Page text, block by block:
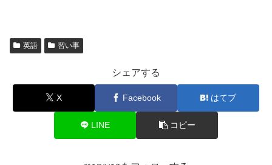
英語 習い事
シェアする
X Facebook はてブ
LINE コピー